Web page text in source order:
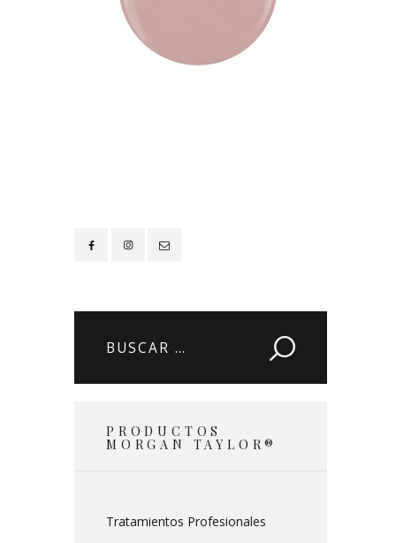
Buscar:
PRODUCTOS
MORGAN TAYLOR®
Tratamientos Profesionales